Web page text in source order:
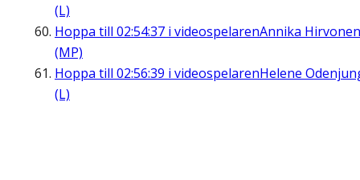
(L)
Hoppa till 02:54:37 i videospelarenAnnika Hirvonen
(MP)
Hoppa till 02:56:39 i videospelarenHelene
(L)